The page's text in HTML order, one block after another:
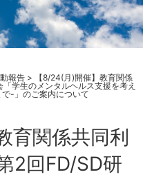
報告 >
【8/24(月)開催】教育関係
学生のメンタルヘルス支援を考え
-」のご案内について
育関係共同利
2回FD/SD研